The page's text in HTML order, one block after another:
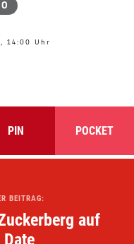
14:00 Uhr
PIN POCKET
BEITRAG:
auf